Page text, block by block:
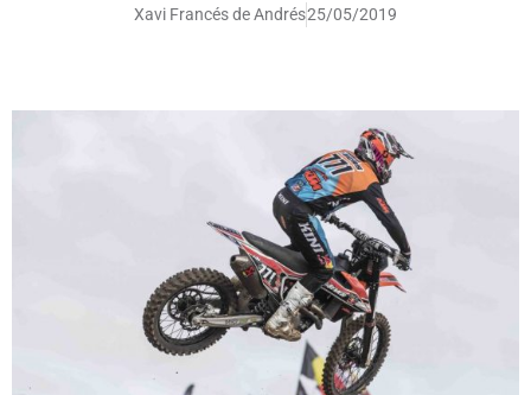
Xavi Francés de Andrés25/05/2019